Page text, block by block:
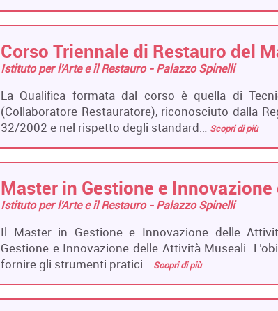
Corso Triennale di Restauro del
Istituto per l'Arte e il Restauro - Palazzo Spinelli
La Qualifica formata dal corso è quella di
(Collaboratore Restauratore), riconosciuto dalla
32/2002 e nel rispetto degli standard… Scopri di più
Master in Gestione e
Istituto per l'Arte e il Restauro - Palazzo Spinelli
Il Master in Gestione e Innovazione delle
Gestione e Innovazione delle Attività Museali.
fornire gli strumenti pratici… Scopri di più